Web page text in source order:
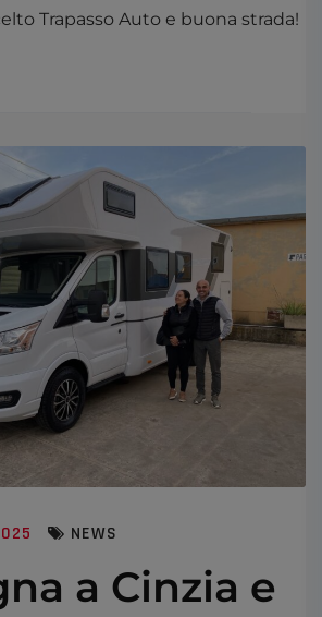
Trapasso Auto e buona strada!
NEWS
a Cinzia e